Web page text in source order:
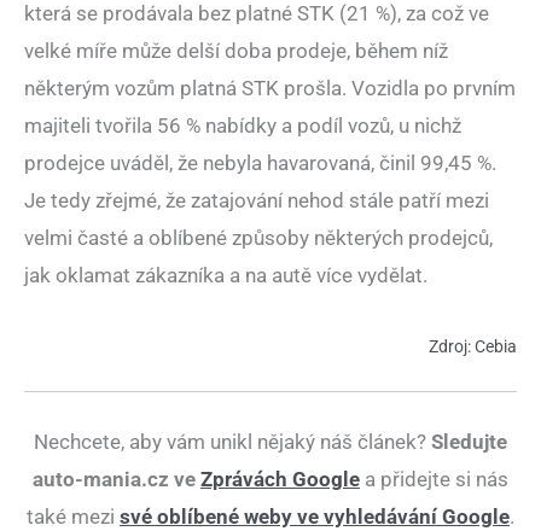
která se prodávala bez platné STK (21 %), za což ve
velké míře může delší doba prodeje, během níž
některým vozům platná STK prošla. Vozidla po prvním
majiteli tvořila 56 % nabídky a podíl vozů, u nichž
prodejce uváděl, že nebyla havarovaná, činil 99,45 %.
Je tedy zřejmé, že zatajování nehod stále patří mezi
velmi časté a oblíbené způsoby některých prodejců,
jak oklamat zákazníka a na autě více vydělat.
Zdroj: Cebia
Nechcete, aby vám unikl nějaký náš článek? Sledujte
auto-mania.cz ve Zprávách Google a přidejte si nás
také mezi své oblíbené weby ve vyhledávání Google.